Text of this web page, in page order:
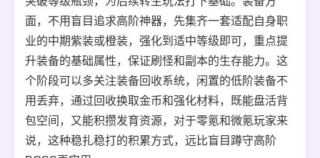
面，不用盲目追求高阶神器，先集齐一套适配自身职
业的中期紫装或橙装，强化到适中等级即可，重点提
升装备的基础属性，保证刷怪和副本的生存能力。这
个阶段可以多关注装备回收系统，闲置的低阶装备不
用丢弃，通过回收换取金币和强化材料，既能盘活背
包空间，又能积攒发育资源，对于零氪和微氪玩家来
说，这种稳扎稳打的积累方式，远比盲目蹲守高阶